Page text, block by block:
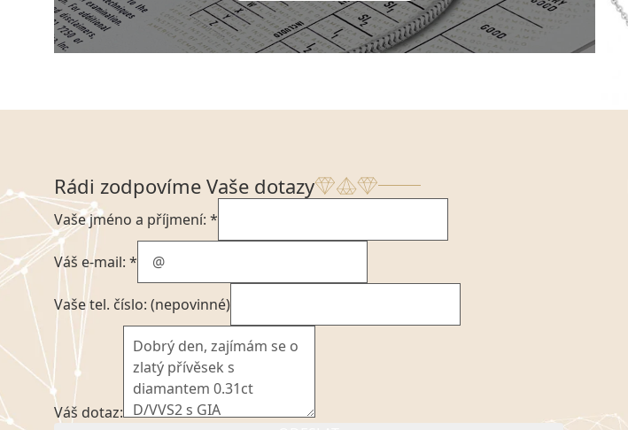
Rádi zodpovíme Vaše dotazy
Vaše jméno a příjmení: *
Váš e-mail: *
Vaše tel. číslo: (nepovinné)
Váš dotaz: